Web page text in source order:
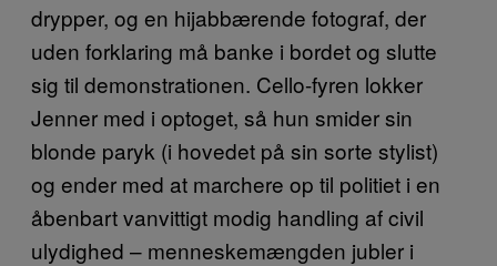
drypper, og en hijabbærende fotograf, der
uden forklaring må banke i bordet og slutte
sig til demonstrationen. Cello-fyren lokker
Jenner med i optoget, så hun smider sin
blonde paryk (i hovedet på sin sorte stylist)
og ender med at marchere op til politiet i en
åbenbart vanvittigt modig handling af civil
ulydighed – menneskemængden jubler i